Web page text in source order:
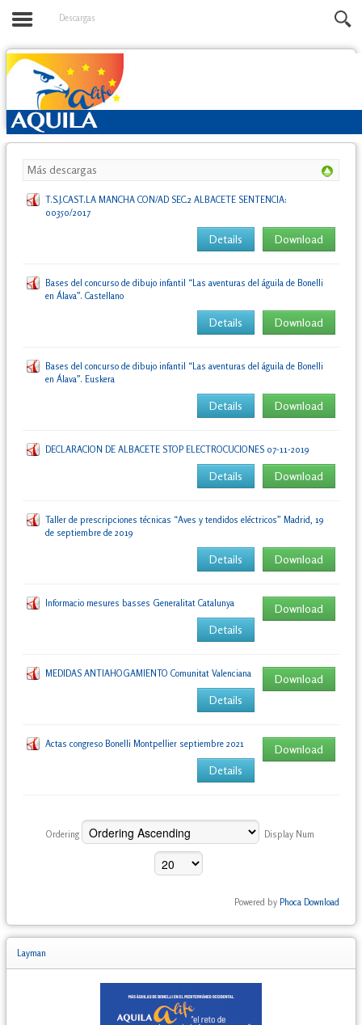
Descargas
Más descargas
T.S.J.CAST.LA MANCHA CON/AD SEC.2 ALBACETE SENTENCIA:
00350/2017
Download
Details
Bases del concurso de dibujo infantil “Las aventuras del águila de Bonelli
en Álava”. Castellano
Download
Details
Bases del concurso de dibujo infantil “Las aventuras del águila de Bonelli
en Álava”. Euskera
Download
Details
DECLARACION DE ALBACETE STOP ELECTROCUCIONES 07-11-2019
Download
Details
Taller de prescripciones técnicas “Aves y tendidos eléctricos” Madrid, 19
de septiembre de 2019
Download
Details
Informacio mesures basses Generalitat Catalunya
Download
Details
MEDIDAS ANTIAHOGAMIENTO Comunitat Valenciana
Download
Details
Actas congreso Bonelli Montpellier septiembre 2021
Download
Details
Ordering Display Num
Powered by Phoca Download
Layman